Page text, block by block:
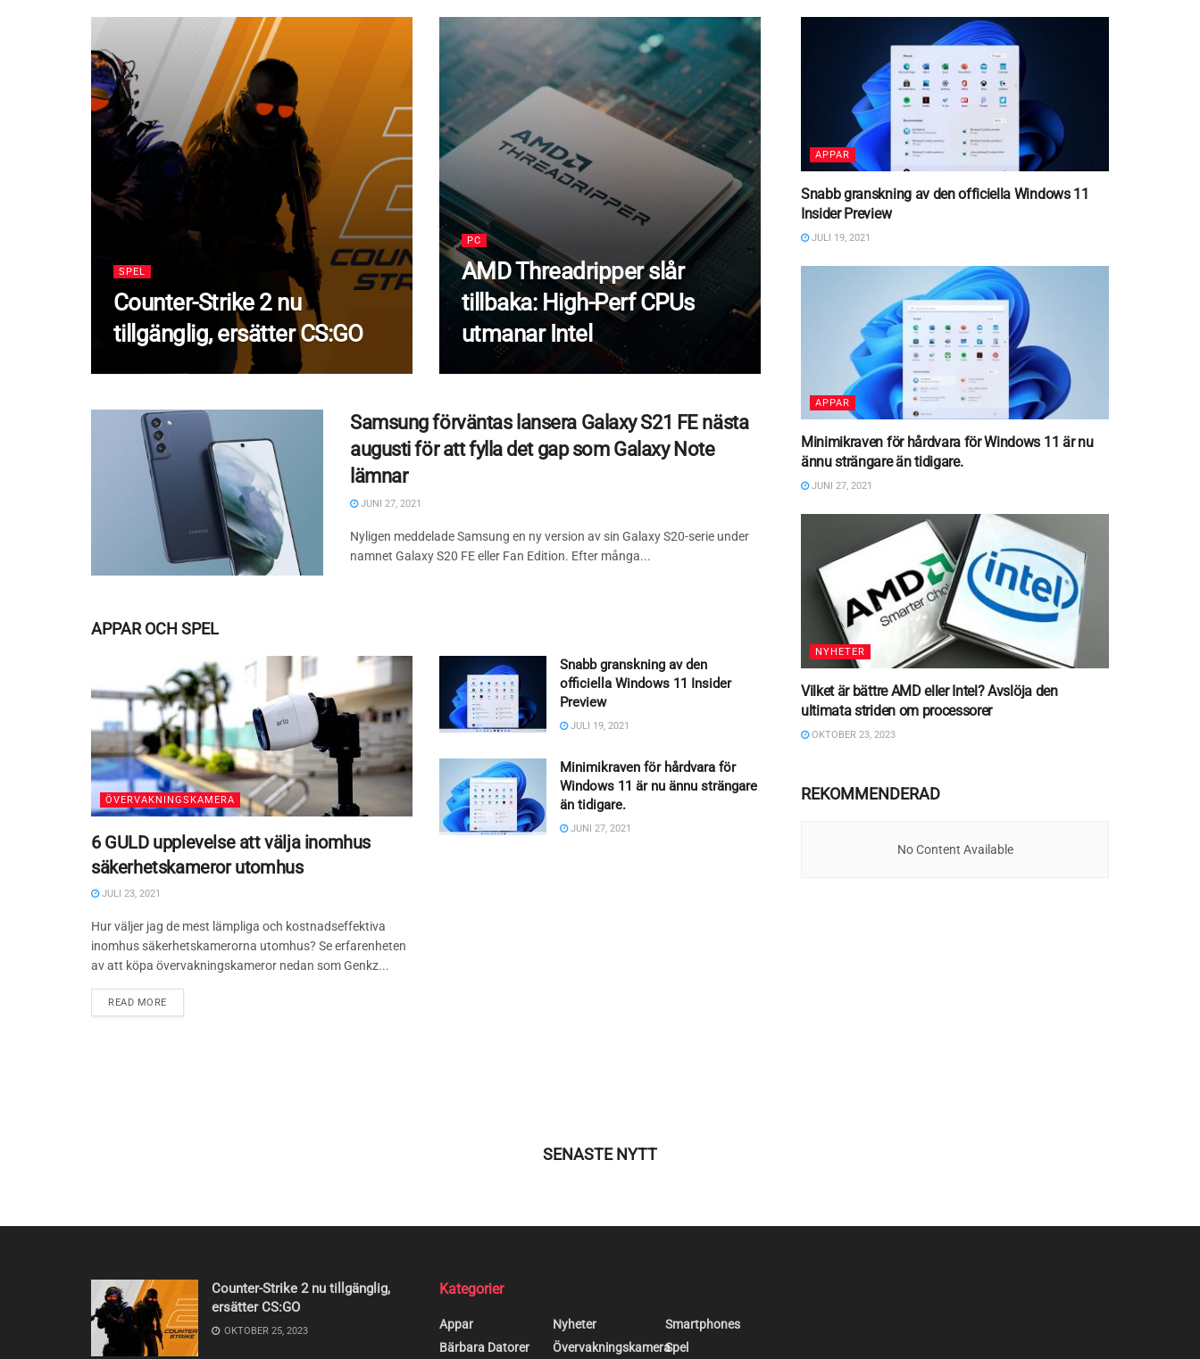
SPEL
Counter-Strike 2 nu
tillgänglig, ersätter CS:GO
PC
AMD Threadripper slår
tillbaka: High-Perf CPUs
utmanar Intel
Samsung förväntas lansera Galaxy S21 FE nästa
augusti för att fylla det gap som Galaxy Note
lämnar
JUNI 27, 2021
Nyligen meddelade Samsung en ny version av sin Galaxy S20-serie under
namnet Galaxy S20 FE eller Fan Edition. Efter många...
APPAR OCH SPEL
ÖVERVAKNINGSKAMERA
6 GULD upplevelse att välja inomhus
säkerhetskameror utomhus
JULI 23, 2021
Hur väljer jag de mest lämpliga och kostnadseffektiva
inomhus säkerhetskamerorna utomhus? Se erfarenheten
av att köpa övervakningskameror nedan som Genkz...
READ MORE
Snabb granskning av den
officiella Windows 11 Insider
Preview
JULI 19, 2021
Minimikraven för hårdvara för
Windows 11 är nu ännu strängare
än tidigare.
JUNI 27, 2021
APPAR
Snabb granskning av den officiella Windows 11
Insider Preview
JULI 19, 2021
APPAR
Minimikraven för hårdvara för Windows 11 är nu
ännu strängare än tidigare.
JUNI 27, 2021
NYHETER
Vilket är bättre AMD eller Intel? Avslöja den
ultimata striden om processorer
OKTOBER 23, 2023
REKOMMENDERAD
No Content Available
SENASTE NYTT
Counter-Strike 2 nu tillgänglig,
ersätter CS:GO
OKTOBER 25, 2023
Kategorier
Appar
Bärbara Datorer
Nyheter
Övervakningskamera
Smartphones
Spel